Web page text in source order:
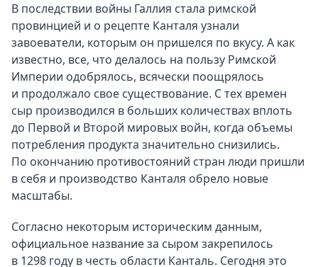
В последствии войны Галлия стала римской
провинцией и о рецепте Канталя узнали
завоеватели, которым он пришелся по вкусу. А как
известно, все, что делалось на пользу Римской
Империи одобрялось, всячески поощрялось
и продолжало свое существование. С тех времен
сыр производился в больших количествах вплоть
до Первой и Второй мировых войн, когда объемы
потребления продукта значительно снизились.
По окончанию противостояний стран люди пришли
в себя и производство Канталя обрело новые
масштабы.
Согласно некоторым историческим данным,
официальное название за сыром закрепилось
в 1298 году в честь области Канталь. Сегодня это